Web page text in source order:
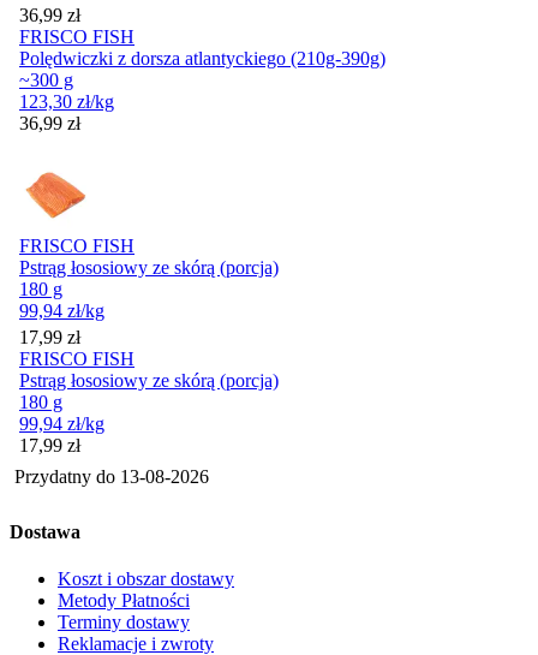
Cena
36,99 zł
FRISCO FISH
Polędwiczki z dorsza atlantyckiego (210g-390g)
~300 g
123,30 zł/kg
Cena
36,99 zł
FRISCO FISH
Pstrąg łososiowy ze skórą (porcja)
180 g
99,94 zł/kg
Cena
17,99 zł
FRISCO FISH
Pstrąg łososiowy ze skórą (porcja)
180 g
99,94 zł/kg
Cena
17,99 zł
Przydatny do 13-08-2026
Dostawa
Koszt i obszar dostawy
Metody Płatności
Terminy dostawy
Reklamacje i zwroty